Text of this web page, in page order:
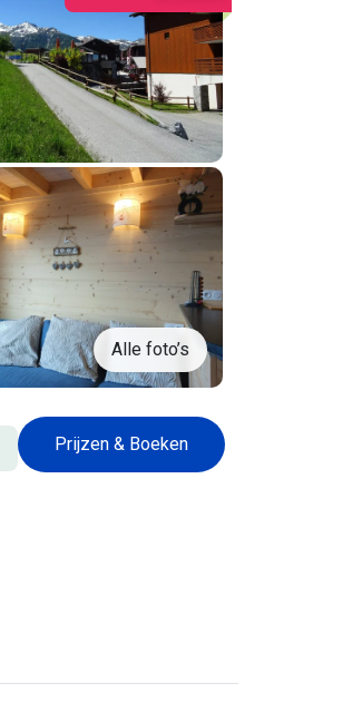
Alle foto’s
Prijzen & Boeken